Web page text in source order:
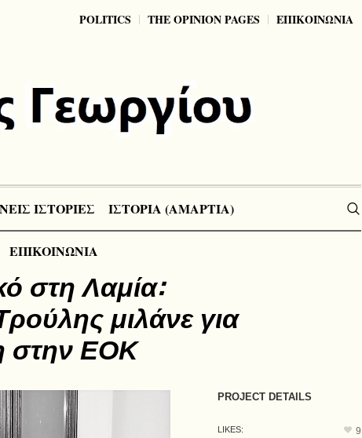
POLITICS THE OPINION PAGES ΕΠΙΚΟΙΝΩΝΙΑ
ΙΣΤΟΡΙΕΣ ΙΣΤΟΡΙΑ (ΑΜΑΡΤΙΑ)
ΕΠΙΚΟΙΝΩΝΙΑ
στη Λαμία:
μιλάνε για
στην ΕΟΚ
PROJECT DETAILS
LIKES: 9